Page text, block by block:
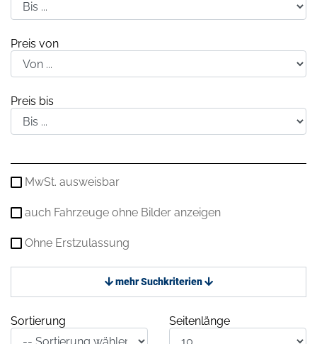
Preis von
Preis bis
MwSt. ausweisbar
auch Fahrzeuge ohne Bilder anzeigen
Ohne Erstzulassung
mehr Suchkriterien
Sortierung Seitenlänge